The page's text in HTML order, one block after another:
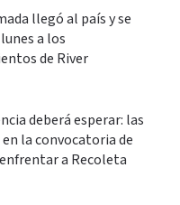
llegó al país y se
a los
de River
deberá esperar: las
en la convocatoria de
a Recoleta